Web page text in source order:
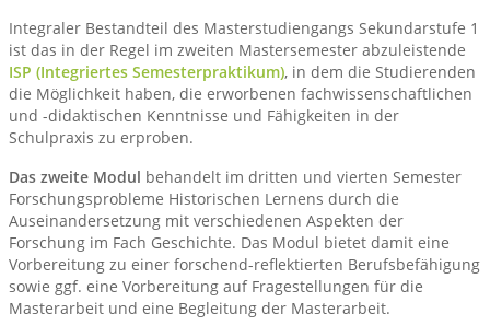
Integraler Bestandteil des Masterstudiengangs Sekundarstufe 1
ist das in der Regel im zweiten Mastersemester abzuleistende
ISP (Integriertes Semesterpraktikum), in dem die Studierenden
die Möglichkeit haben, die erworbenen fachwissenschaftlichen
und -didaktischen Kenntnisse und Fähigkeiten in der
Schulpraxis zu erproben.
Das zweite Modul behandelt im dritten und vierten Semester
Forschungsprobleme Historischen Lernens durch die
Auseinandersetzung mit verschiedenen Aspekten der
Forschung im Fach Geschichte. Das Modul bietet damit eine
Vorbereitung zu einer forschend-reflektierten Berufsbefähigung
sowie ggf. eine Vorbereitung auf Fragestellungen für die
Masterarbeit und eine Begleitung der Masterarbeit.